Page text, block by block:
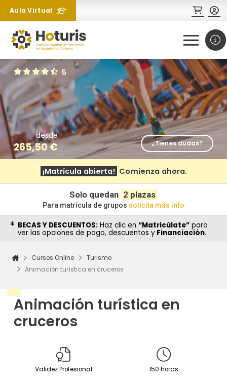
Aula Virtual
Animación turística en
cruceros
Validez Profesional 150 horas
5
desde
265,50€ ¿Tienes dudas?
¡Matrícula abierta! Comienza ahora.
Solo quedan 2 plazas
Para matrícula de grupos solicita más info
BECAS Y DESCUENTOS: Haz clic en “Matricúlate” para
ver las opciones de pago, descuentos y Financiación.
Cursos Online
Turismo
Animación turística en cruceros
¿Necesitas más información
sobre un curso?